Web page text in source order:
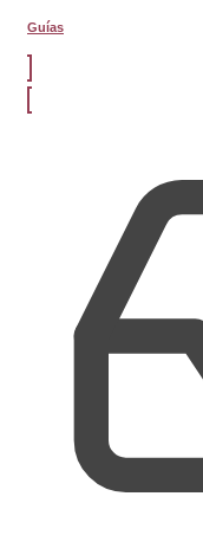
Guías